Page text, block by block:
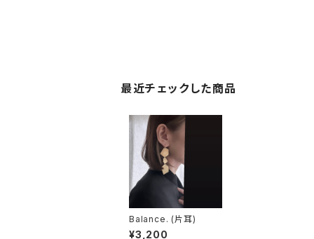
最近チェックした商品
Balance. (片耳)
¥3,200